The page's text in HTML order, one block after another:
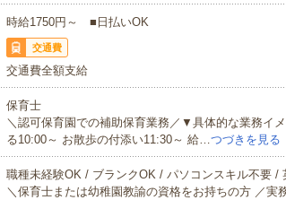
時給1750円～ ■日払いOK
交通費
交通費全額支給
保育士
＼認可保育園での補助保育業務／▼具体的な業務イ
る10:00～ お散歩の付添い11:30～ 給…つづきを見る
職種未経験OK / ブランクOK / パソコンスキル不要 /
＼保育士または幼稚園教諭の資格をお持ちの方 ／実